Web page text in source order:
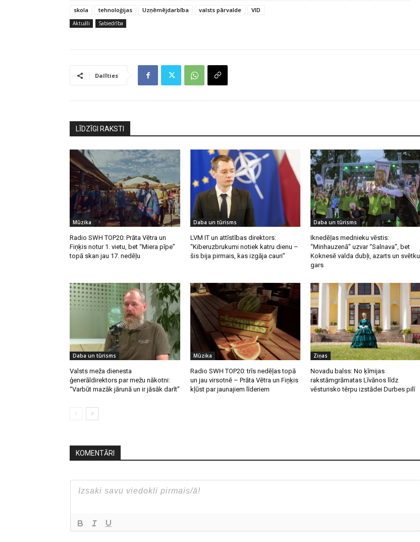
skola
tehnoloģijas Uzņēmējdarbība valsts pārvalde VID
Aktuāli Sabiedrība
Dalīties
LĪDZĪGI RAKSTI
Mūzika
Radio SWH TOP20: Prāta Vētra un
Fiņķis notur 1. vietu, bet “Miera pīpe”
topā skan jau 17. nedēļu
Daba un tūrisms
LVM IT un attīstības direktors:
“Kiberuzbrukumi notiek katru dienu –
šis bija pirmais, kas izgāja cauri”
Daba un tūrisms
Iknedēļas mednieku vēstis:
“Minhauzenā” uzvar “Salnava”, bet
Koknesē valda dubļi, azarts un svētku
gars
Daba un tūrisms
Valsts meža dienesta
ģenerāldirektors par mežu nākotni:
“Varbūt mazāk jārunā un ir jāsāk darīt”
Mūzika
Radio SWH TOP20: trīs nedēļas topā
un jau virsotnē – Prāta Vētra un Fiņķis
kļūst par jaunajiem līderiem
Ziņas
Novadu balss: No ķīmijas
rakstāmgrāmatas Līvānos līdz
vēsturisko tērpu izstādei Durbes pilī
KOMENTĀRI